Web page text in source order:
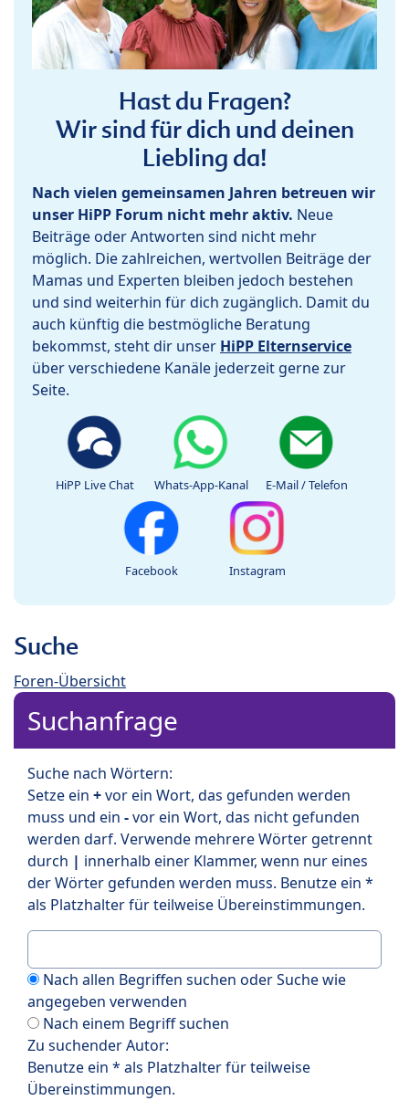
Hast du Fragen?
Wir sind für dich und deinen
Liebling da!
Nach vielen gemeinsamen Jahren betreuen wir
unser HiPP Forum nicht mehr aktiv. Neue
Beiträge oder Antworten sind nicht mehr
möglich. Die zahlreichen, wertvollen Beiträge der
Mamas und Experten bleiben jedoch bestehen
und sind weiterhin für dich zugänglich. Damit du
auch künftig die bestmögliche Beratung
bekommst, steht dir unser HiPP Elternservice
über verschiedene Kanäle jederzeit gerne zur
Seite.
HiPP Live Chat Whats-App-Kanal E-Mail / Telefon
Facebook Instagram
Suche
Foren-Übersicht
Suchanfrage
Suche nach Wörtern:
Setze ein +vor ein Wort, das gefunden werden
muss und ein -vor ein Wort, das nicht gefunden
werden darf. Verwende mehrere Wörter getrennt
durch | innerhalb einer Klammer, wenn nur eines
der Wörter gefunden werden muss. Benutze ein *
als Platzhalter für teilweise Übereinstimmungen.
Nach allen Begriffen suchen oder Suche wie
angegeben verwenden
Nach einem Begriff suchen
Zu suchender Autor:
Benutze ein * als Platzhalter für teilweise
Übereinstimmungen.